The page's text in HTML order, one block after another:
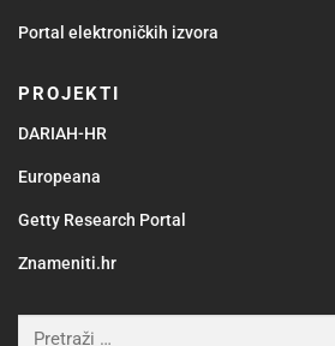
Portal elektroničkih izvora
PROJEKTI
DARIAH-HR
Europeana
Getty Research Portal
Znameniti.hr